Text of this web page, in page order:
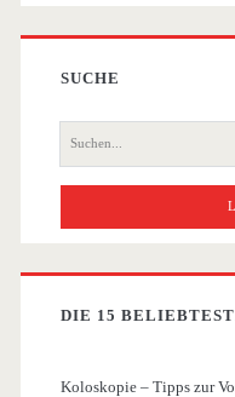
SUCHE
Suche
nach:
DIE 15
Koloskopie – Tipps zur